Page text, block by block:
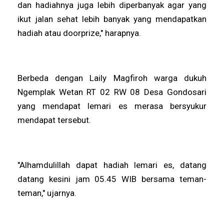
dan hadiahnya juga lebih diperbanyak agar yang
ikut jalan sehat lebih banyak yang mendapatkan
hadiah atau doorprize," harapnya.
Berbeda dengan Laily Magfiroh warga dukuh
Ngemplak Wetan RT 02 RW 08 Desa Gondosari
yang mendapat lemari es merasa bersyukur
mendapat tersebut.
"Alhamdulillah dapat hadiah lemari es, datang
datang kesini jam 05.45 WIB bersama teman-
teman," ujarnya.